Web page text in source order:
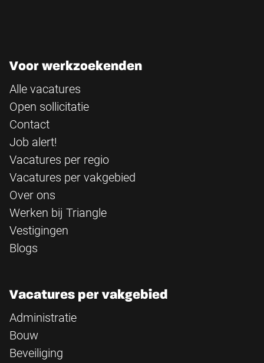
Voor werkzoekenden
Alle vacatures
Open sollicitatie
Contact
Job alert!
Vacatures per regio
Vacatures per vakgebied
Over ons
Werken bij Triangle
Vestigingen
Blogs
Vacatures per vakgebied
Administratie
Bouw
Beveiliging